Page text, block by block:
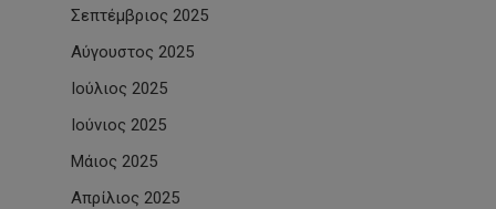
Σεπτέμβριος 2025
Αύγουστος 2025
Ιούλιος 2025
Ιούνιος 2025
Μάιος 2025
Απρίλιος 2025